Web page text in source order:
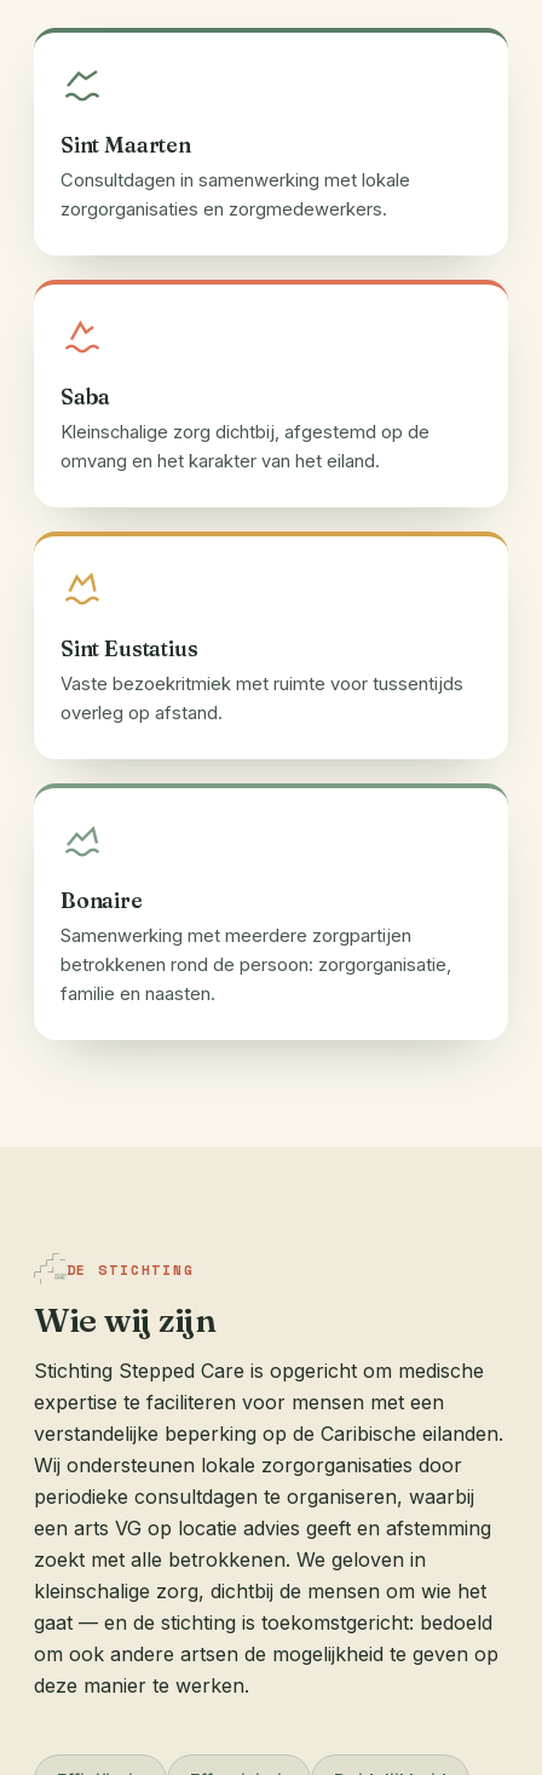
Sint Maarten
Consultdagen in samenwerking met lokale
zorgorganisaties en zorgmedewerkers.
Saba
Kleinschalige zorg dichtbij, afgestemd op de
omvang en het karakter van het eiland.
Sint Eustatius
Vaste bezoekritmiek met ruimte voor tussentijds
overleg op afstand.
Bonaire
Samenwerking met meerdere zorgpartijen
betrokkenen rond de persoon: zorgorganisatie,
familie en naasten.
DE STICHTING
Wie wij zijn
Stichting Stepped Care is opgericht om medische
expertise te faciliteren voor mensen met een
verstandelijke beperking op de Caribische eilanden.
Wij ondersteunen lokale zorgorganisaties door
periodieke consultdagen te organiseren, waarbij
een arts VG op locatie advies geeft en afstemming
zoekt met alle betrokkenen. We geloven in
kleinschalige zorg, dichtbij de mensen om wie het
gaat — en de stichting is toekomstgericht: bedoeld
om ook andere artsen de mogelijkheid te geven op
deze manier te werken.